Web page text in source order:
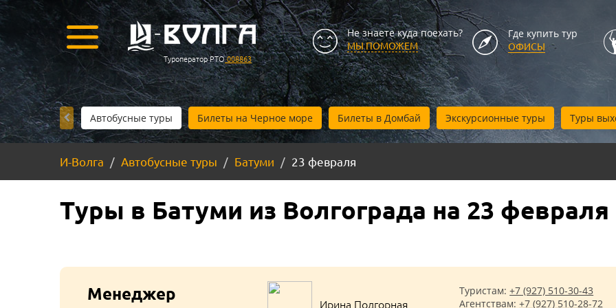
Туроператор РТО008863
Не знаете куда поехать?
МЫ ПОМОЖЕМ
Где купить тур
ОФИСЫ
Автобусные туры Билеты на Черное море Билеты в Домбай Экскурсионные туры Туры
И-Волга Автобусные туры Батуми 23 февраля
Туры в Батуми из Волгограда на 23 февраля
Менеджер
Ирина Подгорная
Туристам:+7 (927) 510-30-43
Агентствам:+7 (927) 510-28-72